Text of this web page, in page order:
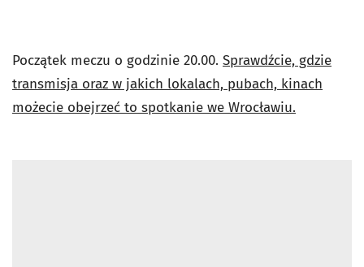
Początek meczu o godzinie 20.00. Sprawdźcie, gdzie
transmisja oraz w jakich lokalach, pubach, kinach
możecie obejrzeć to spotkanie we Wrocławiu.